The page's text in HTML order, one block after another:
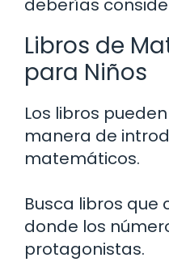
deberías
Libros de
para Niños
Los libros
manera de
matemáticos.
Busca libros que
donde los
protagonistas.